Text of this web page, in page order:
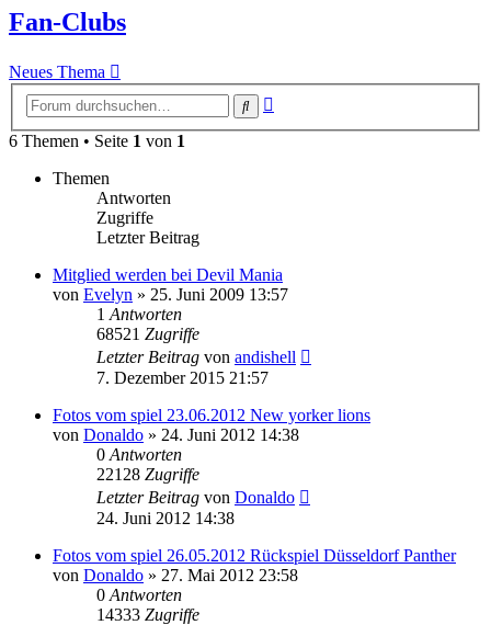
Fan-Clubs
Neues Thema
Suche
6 Themen • Seite 1 von 1
Themen
Antworten
Zugriffe
Letzter Beitrag
Mitglied werden bei Devil Mania
von Evelyn » 25. Juni 2009 13:57
1 Antworten
68521 Zugriffe
Letzter Beitrag von andishell
7. Dezember 2015 21:57
Fotos vom spiel 23.06.2012 New yorker lions
von Donaldo » 24. Juni 2012 14:38
0 Antworten
22128 Zugriffe
Letzter Beitrag von Donaldo
24. Juni 2012 14:38
Fotos vom spiel 26.05.2012 Rückspiel Düsseldorf Panther
von Donaldo » 27. Mai 2012 23:58
0 Antworten
14333 Zugriffe